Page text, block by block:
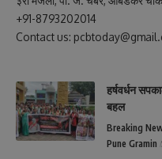
+91-8793202014
Contact us:
हर्षवर्धन
बहल
Breaking
Pune Gramin